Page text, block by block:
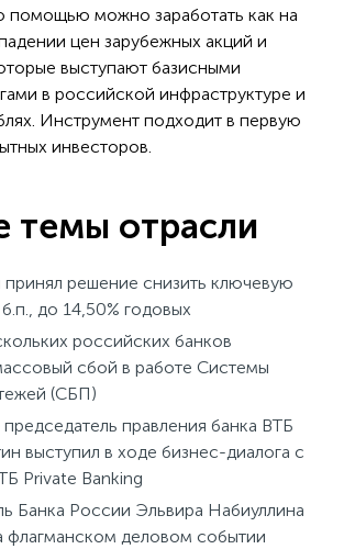
помощью можно заработать как на
цен зарубежных акций и
выступают базисными
в российской инфраструктуре и
Инструмент подходит в первую
инвесторов.
темы отрасли
решение снизить ключевую
до 14,50% годовых
российских банков
сбой в работе Системы
(СБП)
правления банка ВТБ
выступил в ходе бизнес-диалога с
Private Banking
Банка России Эльвира Набиуллина
флагманском деловом событии